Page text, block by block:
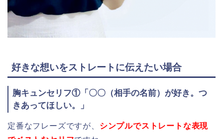
好きな想いをストレートに伝えたい場合
胸キュンセリフ①「〇〇（相手の名前）が好き。つ
きあってほしい。」
定番なフレーズですが、 シンプルでストレートな表現